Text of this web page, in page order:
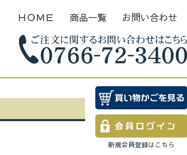
ＨＯＭＥ 商品一覧 お問い合わせ
新規会員登録はこちら